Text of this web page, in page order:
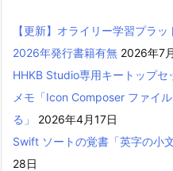
【更新】オライリー学習プラ
2026年発行書籍有無 2026年7
HHKB Studio専用キートップセ
メモ「Icon Composer ファイ
る」
2026年4月17日
Swift ソートの覚書「英字の小
28日